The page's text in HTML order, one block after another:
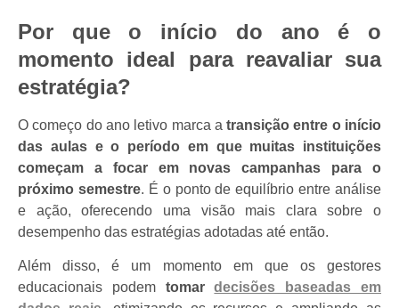
Por que o início do ano é o
momento ideal para reavaliar sua
estratégia?
O começo do ano letivo marca atransição entre o início
das aulas e o período em que muitas instituições
começam a focar em novas campanhas para o
próximo semestre. É o ponto de equilíbrio entre análise
e ação, oferecendo uma visão mais clara sobre o
desempenho das estratégias adotadas até então.
Além disso, é um momento em que os gestores
educacionais podem tomardecisões baseadas em